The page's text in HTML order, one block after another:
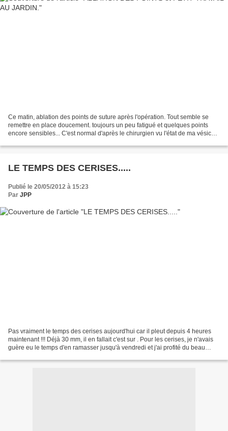
Ce matin, ablation des points de suture après l'opération. Tout semble se
remettre en place doucement. toujours un peu fatigué et quelques points
encore sensibles... C'est normal d'après le chirurgien vu l'état de ma vésicule
LE TEMPS DES CERISES.....
Publié le 20/05/2012 à 15:23
Par JPP
Pas vraiment le temps des cerises aujourd'hui car il pleut depuis 4 heures
maintenant !!! Déjà 30 mm, il en fallait c'est sur . Pour les cerises, je n'avais
guère eu le temps d'en ramasser jusqu'à vendredi et j'ai profité du beau